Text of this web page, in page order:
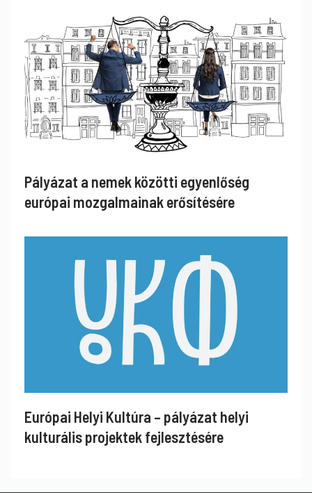
Pályázat a nemek közötti egyenlőség
európai mozgalmainak erősítésére
Európai Helyi Kultúra – pályázat helyi
kulturális projektek fejlesztésére